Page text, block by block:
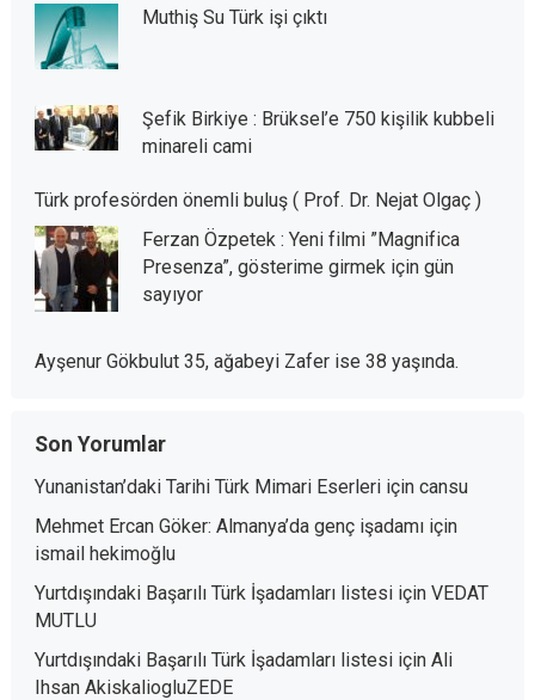
Muthiş Su Türk işi çıktı
Şefik Birkiye : Brüksel’e 750 kişilik kubbeli
minareli cami
Türk profesörden önemli buluş ( Prof. Dr. Nejat Olgaç )
Ferzan Özpetek : Yeni filmi ”Magnifica
Presenza”, gösterime girmek için gün
sayıyor
Ayşenur Gökbulut 35, ağabeyi Zafer ise 38 yaşında.
Son Yorumlar
Yunanistan’daki Tarihi Türk Mimari Eserleriiçin cansu
Mehmet Ercan Göker: Almanya’da genç işadamıiçin
ismail hekimoğlu
Yurtdışındaki Başarılı Türk İşadamları listesiiçin VEDAT
MUTLU
Yurtdışındaki Başarılı Türk İşadamları listesiiçin Ali
Ihsan AkiskaliogluZEDE